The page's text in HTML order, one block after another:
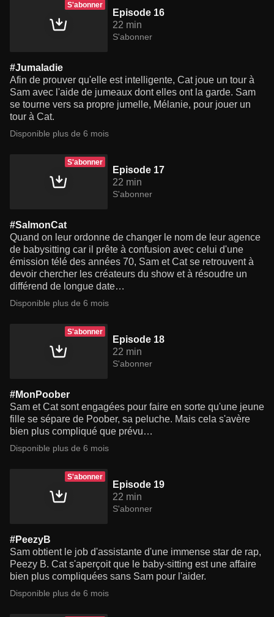
S'abonner
Episode 16
22 min
S'abonner
#Jumaladie
Afin de prouver qu'elle est intelligente, Cat joue un tour à
Sam avec l'aide de jumeaux dont elles ont la garde. Sam
se tourne vers sa propre jumelle, Mélanie, pour jouer un
tour à Cat.
Disponible plus de 6 mois
S'abonner
Episode 17
22 min
S'abonner
#SalmonCat
Quand on leur ordonne de changer le nom de leur agence
de babysitting car il prête à confusion avec celui d'une
émission télé des années 70, Sam et Cat se retrouvent à
devoir chercher les créateurs du show et à résoudre un
différend de longue date…
Disponible plus de 6 mois
S'abonner
Episode 18
22 min
S'abonner
#MonPoober
Sam et Cat sont engagées pour faire en sorte qu'une jeune
fille se sépare de Poober, sa peluche. Mais cela s'avère
bien plus compliqué que prévu…
Disponible plus de 6 mois
S'abonner
Episode 19
22 min
S'abonner
#PeezyB
Sam obtient le job d'assistante d'une immense star de rap,
Peezy B. Cat s'aperçoit que le baby-sitting est une affaire
bien plus compliquées sans Sam pour l'aider.
Disponible plus de 6 mois